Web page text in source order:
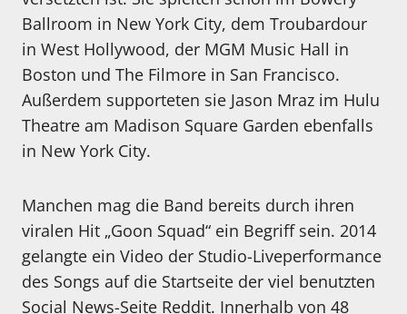
Ballroom in New York City, dem Troubardour
in West Hollywood, der MGM Music Hall in
Boston und The Filmore in San Francisco.
Außerdem supporteten sie Jason Mraz im Hulu
Theatre am Madison Square Garden ebenfalls
in New York City.
Manchen mag die Band bereits durch ihren
viralen Hit „Goon Squad“ ein Begriff sein. 2014
gelangte ein Video der Studio-Liveperformance
des Songs auf die Startseite der viel benutzten
Social News-Seite Reddit. Innerhalb von 48